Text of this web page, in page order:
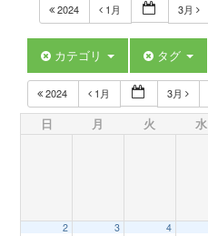
2024 1月 3月
カテゴリ タグ
2024 1月 3月
日 月 火 水
2 3 4